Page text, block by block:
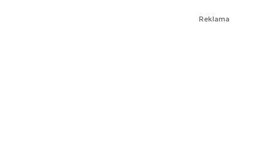
Reklama